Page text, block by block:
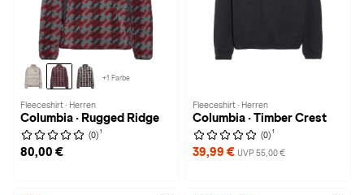
+1 Farbe
Fleeceshirt · Herren
Columbia · Rugged Ridge
(0) 1
80,00 €
Fleeceshirt · Herren
Columbia · Timber Crest
(0) 1
39,99 € UVP 55,00 €